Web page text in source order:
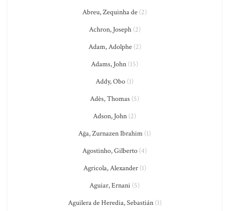
Abreu, Zequinha de (2)
Achron, Joseph(2)
Adam, Adolphe(2)
Adams, John (15)
Addy, Obo (1)
Adès, Thomas (5)
Adson, John (2)
Ağa, Zurnazen Ibrahim (1)
Agostinho, Gilberto (4)
Agricola, Alexander(1)
Aguiar, Ernani (5)
Aguilera de Heredia, Sebastián(1)